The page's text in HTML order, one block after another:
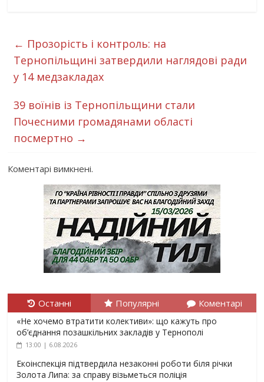
← Прозорість і контроль: на
Тернопільщині затвердили наглядові ради
у 14 медзакладах
39 воїнів із Тернопільщини стали
Почесними громадянами області
посмертно →
Коментарі вимкнені.
Останні Популярні Коментарі
«Не хочемо втратити колективи»: що кажуть про
об’єднання позашкільних закладів у Тернополі
13:00 | 6.08.2026
Екоінспекція підтвердила незаконні роботи біля річки
Золота Липа: за справу візьметься поліція